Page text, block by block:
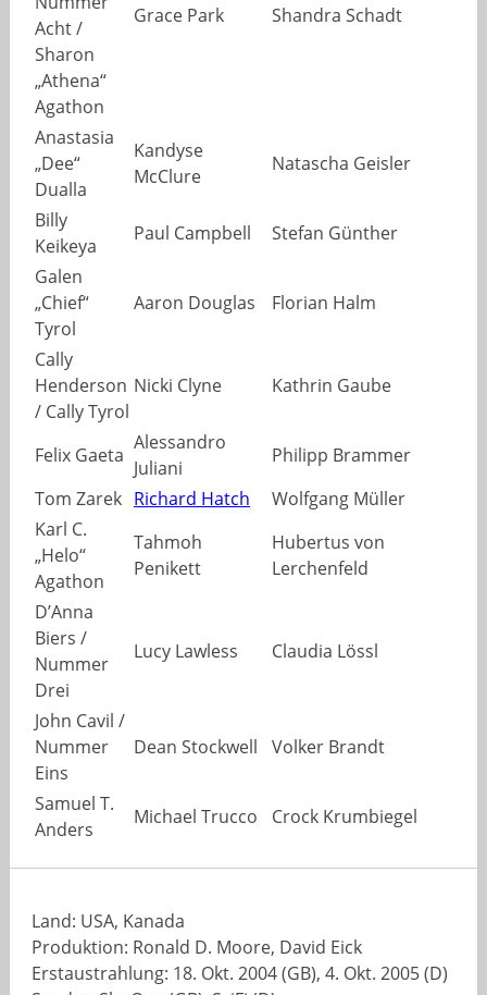
Acht /
Sharon
„Athena“
Agathon
Grace Park Shandra Schadt
Anastasia
„Dee“
Dualla
Kandyse
McClure
Natascha Geisler
Billy
Keikeya
Paul Campbell
Stefan Günther
Galen
„Chief“
Tyrol
Aaron Douglas Florian Halm
Cally
Henderson
/ Cally Tyrol
Nicki Clyne Kathrin Gaube
Felix Gaeta
Alessandro
Juliani
Philipp Brammer
Tom Zarek Richard Hatch
Wolfgang Müller
Karl C.
„Helo“
Agathon
Tahmoh
Penikett
Hubertus von
Lerchenfeld
D’Anna
Biers /
Nummer
Drei
Lucy Lawless Claudia Lössl
John Cavil /
Nummer
Eins
Dean Stockwell Volker Brandt
Samuel T.
Anders
Michael Trucco Crock Krumbiegel
Land: USA, Kanada
Produktion: Ronald D. Moore, David Eick
Erstaustrahlung: 18. Okt. 2004 (GB), 4. Okt. 2005 (D)